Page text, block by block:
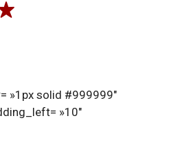
»1px solid #999999″
»10″